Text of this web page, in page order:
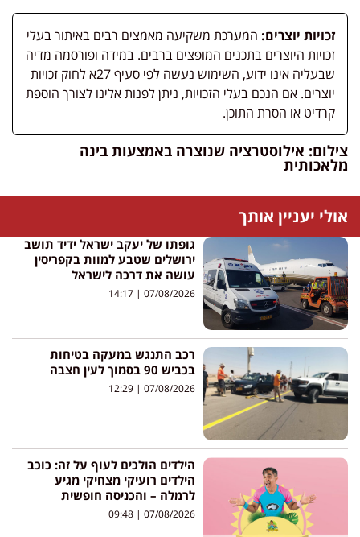
זכויות יוצרים: המערכת משקיעה מאמצים רבים באיתור בעלי
זכויות היוצרים בתכנים המופצים ברבים. במידה ופורסמה מדיה
שבעליה אינו ידוע, השימוש נעשה לפי סעיף 27א לחוק זכויות
יוצרים. אם הנכם בעלי הזכויות, ניתן לפנות אלינו לצורך הוספת
קרדיט או הסרת התוכן.
צילום: אילוסטרציה שנוצרה באמצעות בינה
מלאכותית
אולי יעניין אותך
גופתו של יעקב ישראל ידיד תושב
ירושלים שטבע למוות בקפריסין
עושה את דרכה לישראל
07/08/2026
רכב התנגש במעקה בטיחות
בכביש 90 בסמוך לעין חצבה
07/08/2026
הילדים הולכים לעוף על זה: כוכב
הילדים רועיקי מצחיקי מגיע
לרמלה – והכניסה חופשית
07/08/2026